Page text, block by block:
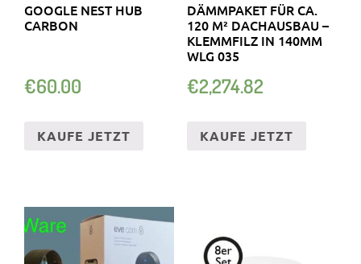
GOOGLE NEST HUB
CARBON
€60.00
KAUFE JETZT
DÄMMPAKET FÜR CA.
120 M² DACHAUSBAU –
KLEMMFILZ IN 140MM
WLG 035
€2,274.82
KAUFE JETZT